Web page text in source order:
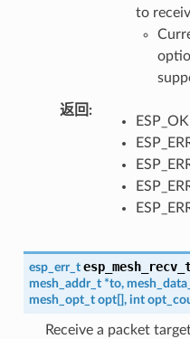
to
返回 :
ESP_OK
esp_err_t
mesh_addr_t *to,
mesh_opt_t opt[], int
Receive a packet